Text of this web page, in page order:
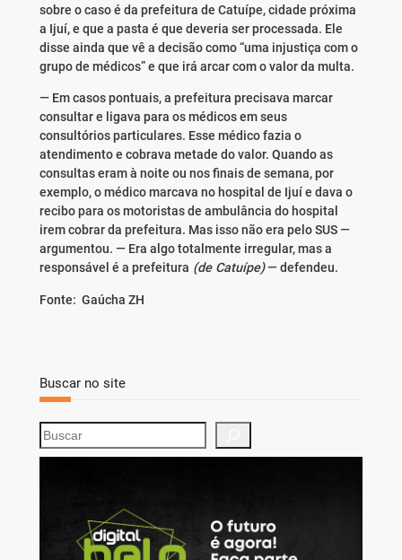
sobre o caso é da prefeitura de Catuípe, cidade próxima
a Ijuí, e que a pasta é que deveria ser processada. Ele
disse ainda que vê a decisão como “uma injustiça com o
grupo de médicos” e que irá arcar com o valor da multa.
— Em casos pontuais, a prefeitura precisava marcar
consultar e ligava para os médicos em seus
consultórios particulares. Esse médico fazia o
atendimento e cobrava metade do valor. Quando as
consultas eram à noite ou nos finais de semana, por
exemplo, o médico marcava no hospital de Ijuí e dava o
recibo para os motoristas de ambulância do hospital
irem cobrar da prefeitura. Mas isso não era pelo SUS —
argumentou. — Era algo totalmente irregular, mas a
responsável é a prefeitura (de Catuípe)— defendeu.
Fonte: Gaúcha ZH
Buscar no site
S
e